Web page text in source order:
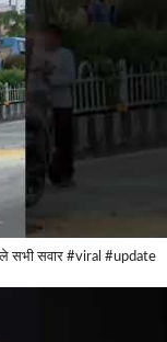
सभी सवार #viral #update